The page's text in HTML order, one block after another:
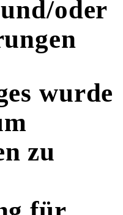
oder
wurde
zu